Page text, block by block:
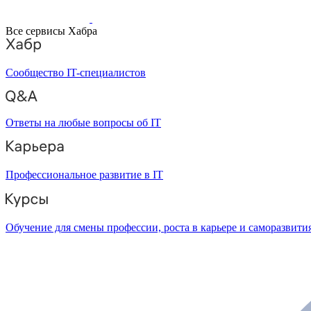
Все сервисы Хабра
Сообщество IT-специалистов
Ответы на любые вопросы об IT
Профессиональное развитие в IT
Обучение для смены профессии, роста в карьере и